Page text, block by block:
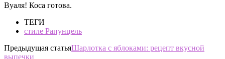
Вуаля! Коса готова.
ТЕГИ
стиле Рапунцель
Предыдущая статьяШарлотка с яблоками: рецепт вкусной
выпечки